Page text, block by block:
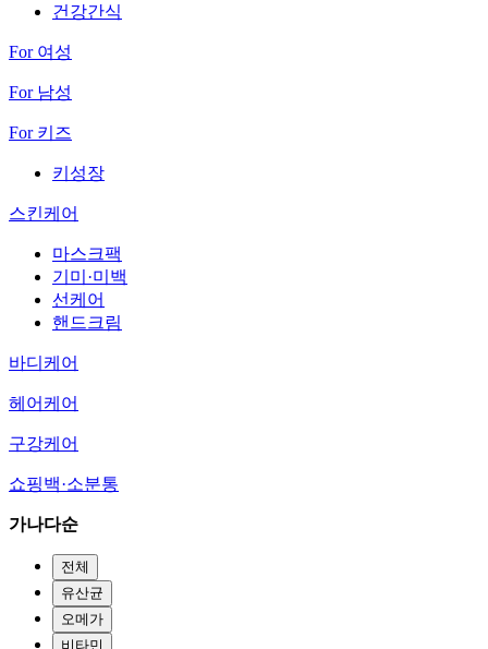
건강간식
For 여성
For 남성
For 키즈
키성장
스킨케어
마스크팩
기미·미백
선케어
핸드크림
바디케어
헤어케어
구강케어
쇼핑백·소분통
가나다순
전체
유산균
오메가
비타민